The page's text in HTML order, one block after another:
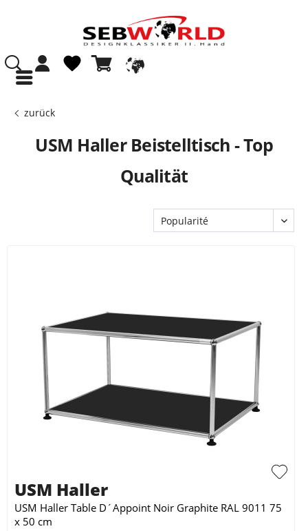
zurück
USM Haller Beistelltisch - Top
Qualität
USM Haller
USM Haller Table D´Appoint Noir Graphite RAL 9011 75
x 50 cm